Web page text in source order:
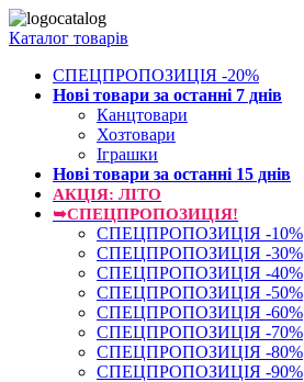
Каталог товарів
СПЕЦПРОПОЗИЦІЯ -20%
Нові товари за останнi 7 днiв
Канцтовари
Хозтовари
Іграшки
Нові товари за останнi 15 днiв
АКЦІЯ: ЛІТО
➥СПЕЦПРОПОЗИЦІЯ!
СПЕЦПРОПОЗИЦІЯ -10%
СПЕЦПРОПОЗИЦІЯ -30%
СПЕЦПРОПОЗИЦІЯ -40%
СПЕЦПРОПОЗИЦІЯ -50%
СПЕЦПРОПОЗИЦІЯ -60%
СПЕЦПРОПОЗИЦІЯ -70%
СПЕЦПРОПОЗИЦІЯ -80%
СПЕЦПРОПОЗИЦІЯ -90%